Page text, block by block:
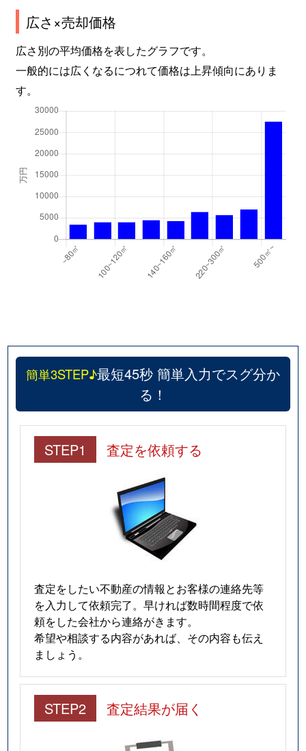
広さ×売却価格
広さ別の平均価格を表したグラフです。
一般的には広くなるにつれて価格は上昇傾向にありま
す。
簡単3STEP♪最短45秒 簡単入力でスグ分か
る！
STEP1 査定を依頼する
査定をしたい不動産の情報とお客様の連絡先等
を入力して依頼完了。早ければ数時間程度で依
頼をした会社から連絡がきます。
希望や相談する内容があれば、その内容も伝え
ましょう。
STEP2 査定結果が届く